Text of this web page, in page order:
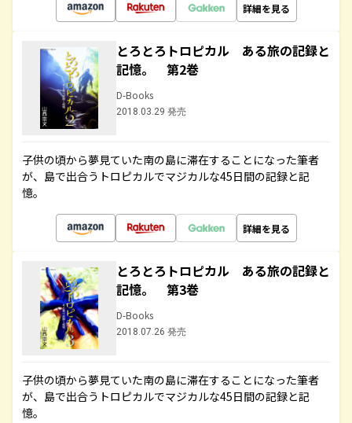
詳細を見る
とろとろトロピカル ある旅の記録と
記憶。 第2巻
D-Books
2018.03.29 発売
子供の頃から夢見ていた南の島に滞在することになった筆者
が、島で出合うトロピカルでマジカルな45日間の記録と記
憶。
詳細を見る
とろとろトロピカル ある旅の記録と
記憶。 第3巻
D-Books
2018.07.26 発売
子供の頃から夢見ていた南の島に滞在することになった筆者
が、島で出合うトロピカルでマジカルな45日間の記録と記
憶。